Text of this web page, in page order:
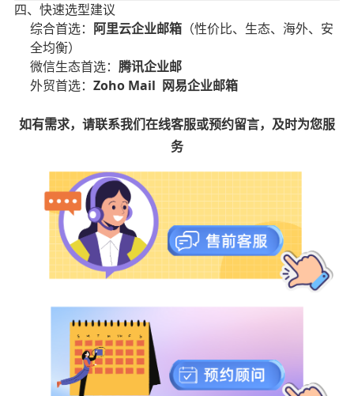
四、快速选型建议
综合首选： 阿里云企业邮箱（性价比、生态、海外、安
全均衡）
微信生态首选： 腾讯企业邮
外贸首选： Zoho Mail 网易企业邮箱
如有需求，请联系我们在线客服或预约留言，及时为您服
务